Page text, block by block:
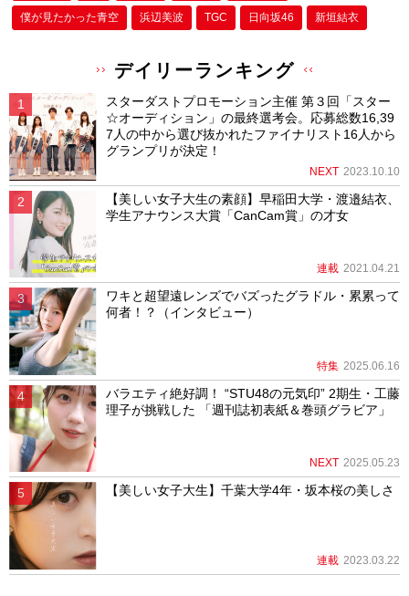
僕が⾒たかった⻘空 浜辺美波 TGC 日向坂46 新垣結衣
デイリーランキング
スターダストプロモーション主催 第３回「スター
☆オーディション」の最終選考会。応募総数16,39
7人の中から選び抜かれたファイナリスト16人から
グランプリが決定！
NEXT 2023.10.10
【美しい女子大生の素顔】早稲田大学・渡邉結衣、
学生アナウンス大賞「CanCam賞」の才女
連載 2021.04.21
ワキと超望遠レンズでバズったグラドル・累累って
何者！？（インタビュー）
特集 2025.06.16
バラエティ絶好調！ “STU48の元気印” 2期生・工藤
理子が挑戦した 「週刊誌初表紙＆巻頭グラビア」
NEXT 2025.05.23
【美しい女子大生】千葉大学4年・坂本桜の美しさ
連載 2023.03.22